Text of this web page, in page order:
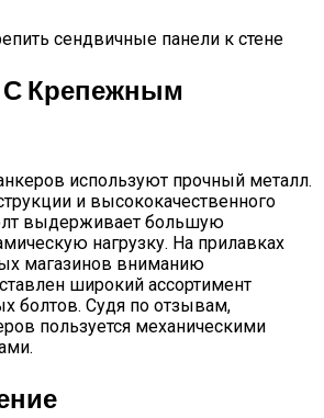
сендвичные панели к стене
С Крепежным
используют прочный металл.
и высококачественного
выдерживает большую
нагрузку. На прилавках
магазинов вниманию
широкий ассортимент
болтов. Судя по отзывам,
пользуется механическими